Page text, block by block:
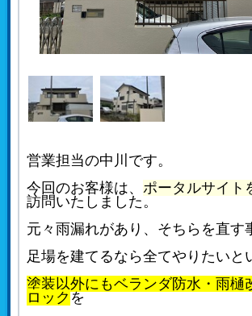
営業担当の中川です。
今回のお客様は、ポータルサイト
訪問いたしました。
元々雨漏れがあり、そちらを直す
足場を建てるなら全てやりたいと
塗装以外にもベランダ防水・雨樋
ロック を